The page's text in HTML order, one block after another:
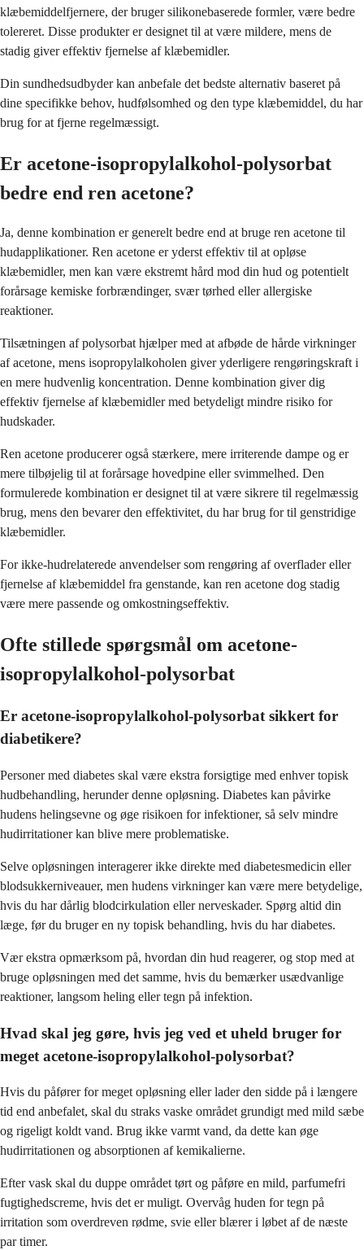
klæbemiddelfjernere, der bruger silikonebaserede formler, være bedre
tolereret. Disse produkter er designet til at være mildere, mens de
stadig giver effektiv fjernelse af klæbemidler.
Din sundhedsudbyder kan anbefale det bedste alternativ baseret på
dine specifikke behov, hudfølsomhed og den type klæbemiddel, du har
brug for at fjerne regelmæssigt.
Er acetone-isopropylalkohol-polysorbat
bedre end ren acetone?
Ja, denne kombination er generelt bedre end at bruge ren acetone til
hudapplikationer. Ren acetone er yderst effektiv til at opløse
klæbemidler, men kan være ekstremt hård mod din hud og potentielt
forårsage kemiske forbrændinger, svær tørhed eller allergiske
reaktioner.
Tilsætningen af polysorbat hjælper med at afbøde de hårde virkninger
af acetone, mens isopropylalkoholen giver yderligere rengøringskraft i
en mere hudvenlig koncentration. Denne kombination giver dig
effektiv fjernelse af klæbemidler med betydeligt mindre risiko for
hudskader.
Ren acetone producerer også stærkere, mere irriterende dampe og er
mere tilbøjelig til at forårsage hovedpine eller svimmelhed. Den
formulerede kombination er designet til at være sikrere til regelmæssig
brug, mens den bevarer den effektivitet, du har brug for til genstridige
klæbemidler.
For ikke-hudrelaterede anvendelser som rengøring af overflader eller
fjernelse af klæbemiddel fra genstande, kan ren acetone dog stadig
være mere passende og omkostningseffektiv.
Ofte stillede spørgsmål om acetone-
isopropylalkohol-polysorbat
Er acetone-isopropylalkohol-polysorbat sikkert for
diabetikere?
Personer med diabetes skal være ekstra forsigtige med enhver topisk
hudbehandling, herunder denne opløsning. Diabetes kan påvirke
hudens helingsevne og øge risikoen for infektioner, så selv mindre
hudirritationer kan blive mere problematiske.
Selve opløsningen interagerer ikke direkte med diabetesmedicin eller
blodsukkerniveauer, men hudens virkninger kan være mere betydelige,
hvis du har dårlig blodcirkulation eller nerveskader. Spørg altid din
læge, før du bruger en ny topisk behandling, hvis du har diabetes.
Vær ekstra opmærksom på, hvordan din hud reagerer, og stop med at
bruge opløsningen med det samme, hvis du bemærker usædvanlige
reaktioner, langsom heling eller tegn på infektion.
Hvad skal jeg gøre, hvis jeg ved et uheld bruger for
meget acetone-isopropylalkohol-polysorbat?
Hvis du påfører for meget opløsning eller lader den sidde på i længere
tid end anbefalet, skal du straks vaske området grundigt med mild sæbe
og rigeligt koldt vand. Brug ikke varmt vand, da dette kan øge
hudirritationen og absorptionen af kemikalierne.
Efter vask skal du duppe området tørt og påføre en mild, parfumefri
fugtighedscreme, hvis det er muligt. Overvåg huden for tegn på
irritation som overdreven rødme, svie eller blærer i løbet af de næste
par timer.